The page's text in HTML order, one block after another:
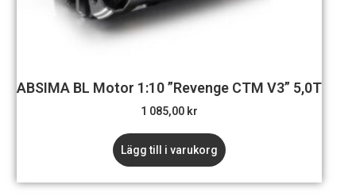
ABSIMA BL Motor 1:10 ”Revenge CTM V3” 5,0T
1 085,00 kr
Lägg till i varukorg